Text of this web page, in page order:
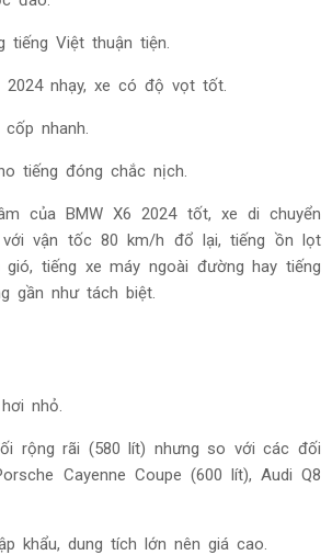
tiếng Việt thuận tiện.
2024 nhạy, xe có độ vọt tốt.
nhanh.
tiếng đóng chắc nịch.
của BMW X6 2024 tốt, xe di chuyển
vận tốc 80 km/h đổ lại, tiếng ồn lọt
tiếng xe máy ngoài đường hay tiếng
gần như tách biệt.
nhỏ.
rộng rãi (580 lít) nhưng so với các đối
Cayenne Coupe (600 lít), Audi Q8
khẩu, dung tích lớn nên giá cao.